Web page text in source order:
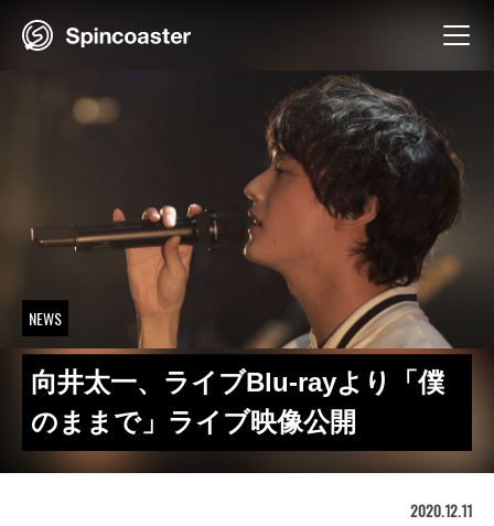
NEWS
向井太一、ライブBlu-rayより「僕
のままで」ライブ映像公開
2020.12.11